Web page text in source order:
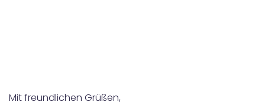
Mit freundlichen Grüßen,